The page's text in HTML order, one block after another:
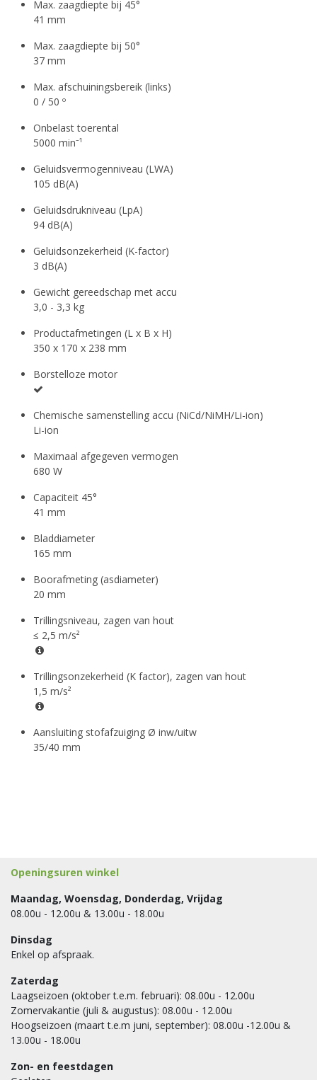
Max. zaagdiepte bij 45°
41 mm
Max. zaagdiepte bij 50°
37 mm
Max. afschuiningsbereik (links)
0 / 50 º
Onbelast toerental
5000 min⁻¹
Geluidsvermogenniveau (LWA)
105 dB(A)
Geluidsdrukniveau (LpA)
94 dB(A)
Geluidsonzekerheid (K-factor)
3 dB(A)
Gewicht gereedschap met accu
3,0 - 3,3 kg
Productafmetingen (L x B x H)
350 x 170 x 238 mm
Borstelloze motor
Chemische samenstelling accu (NiCd/NiMH/Li-ion)
Li-ion
Maximaal afgegeven vermogen
680 W
Capaciteit 45°
41 mm
Bladdiameter
165 mm
Boorafmeting (asdiameter)
20 mm
Trillingsniveau, zagen van hout
≤ 2,5 m/s²
Trillingsonzekerheid (K factor), zagen van hout
1,5 m/s²
Aansluiting stofafzuiging Ø inw/uitw
35/40 mm
Openingsuren winkel
Maandag, Woensdag, Donderdag, Vrijdag
08.00u - 12.00u & 13.00u - 18.00u
Dinsdag
Enkel op afspraak.
Zaterdag
Laagseizoen (oktober t.e.m. februari): 08.00u - 12.00u
Zomervakantie (juli & augustus): 08.00u - 12.00u
Hoogseizoen (maart t.e.m juni, september): 08.00u -12.00u &
13.00u - 18.00u
Zon- en feestdagen